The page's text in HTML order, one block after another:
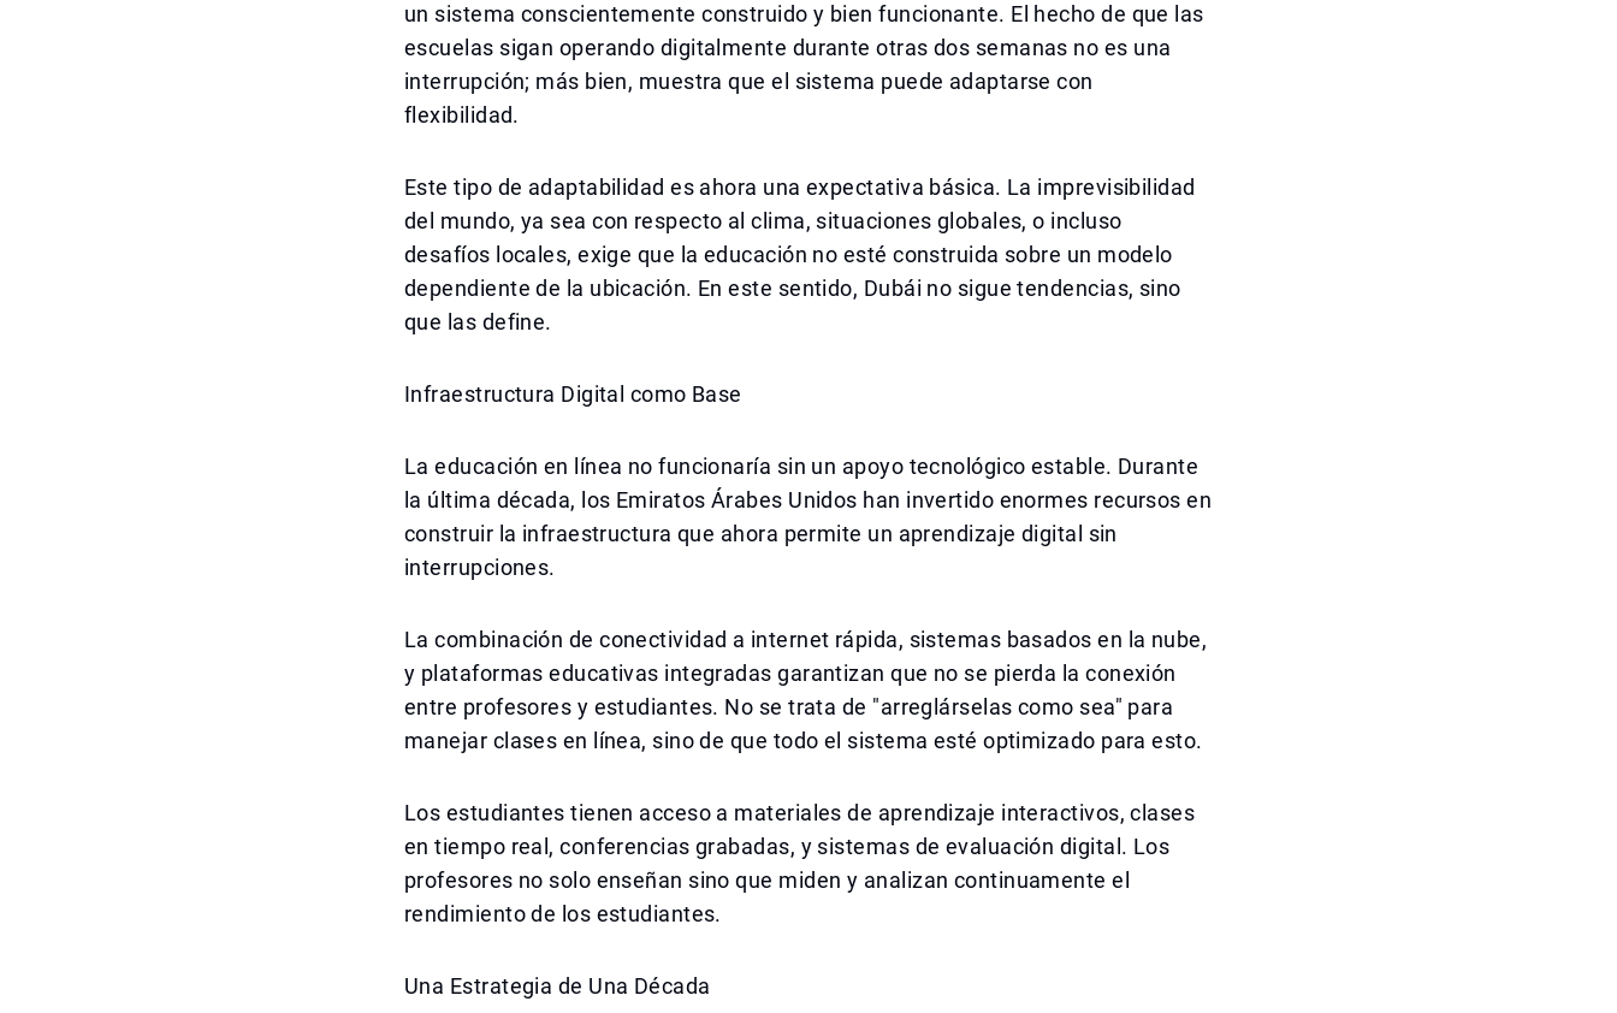
un sistema conscientemente construido y bien funcionante. El hecho de que las
escuelas sigan operando digitalmente durante otras dos semanas no es una
interrupción; más bien, muestra que el sistema puede adaptarse con
flexibilidad.
Este tipo de adaptabilidad es ahora una expectativa básica. La imprevisibilidad
del mundo, ya sea con respecto al clima, situaciones globales, o incluso
desafíos locales, exige que la educación no esté construida sobre un modelo
dependiente de la ubicación. En este sentido, Dubái no sigue tendencias, sino
que las define.
Infraestructura Digital como Base
La educación en línea no funcionaría sin un apoyo tecnológico estable. Durante
la última década, los Emiratos Árabes Unidos han invertido enormes recursos en
construir la infraestructura que ahora permite un aprendizaje digital sin
interrupciones.
La combinación de conectividad a internet rápida, sistemas basados en la nube,
y plataformas educativas integradas garantizan que no se pierda la conexión
entre profesores y estudiantes. No se trata de "arreglárselas como sea" para
manejar clases en línea, sino de que todo el sistema esté optimizado para esto.
Los estudiantes tienen acceso a materiales de aprendizaje interactivos, clases
en tiempo real, conferencias grabadas, y sistemas de evaluación digital. Los
profesores no solo enseñan sino que miden y analizan continuamente el
rendimiento de los estudiantes.
Una Estrategia de Una Década